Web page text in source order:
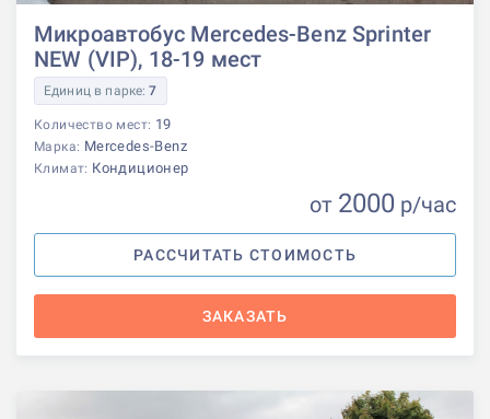
Микроавтобус Mercedes-Benz Sprinter
NEW (VIP), 18-19 мест
Единиц в парке:7
Количество мест: 19
Марка: Mercedes-Benz
Климат: Кондиционер
от 2000 р/час
РАССЧИТАТЬ СТОИМОСТЬ
ЗАКАЗАТЬ